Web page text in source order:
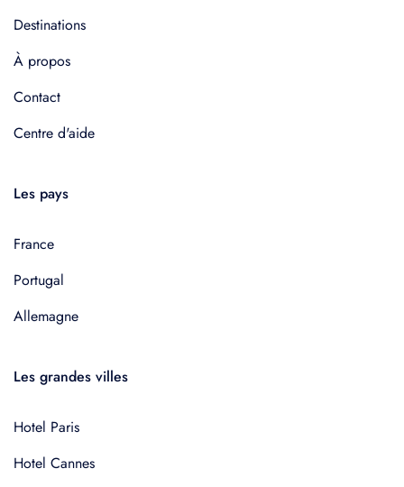
Destinations
À propos
Contact
Centre d'aide
Les pays
France
Portugal
Allemagne
Les grandes villes
Hotel Paris
Hotel Cannes